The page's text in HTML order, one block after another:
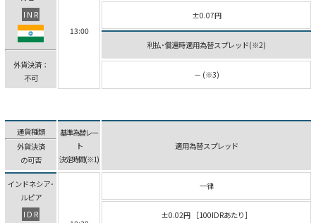
INR
外貨決済：
不可
13:00
±0.07円
利払･償還時適用為替スプレッド(※2)
－ (※3)
通貨種類
外貨決済
の可否
基準為替レー
ト
決定時間(※1)
適用為替スプレッド
インドネシア･
ルピア
IDR
一律
±0.02円 ［100IDRあたり］